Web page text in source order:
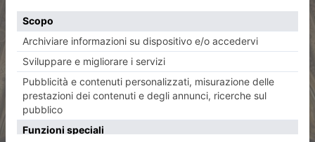
ARTICOLO SUCCESSIVO
Precettoria di Sant’Antonio di
Ranverso: Viva Jaquerio!